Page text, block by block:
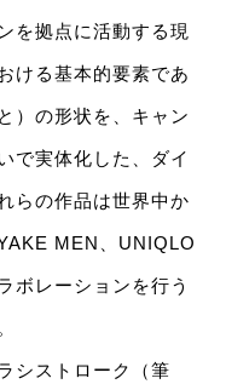
を拠点に活動する現
ける基本的要素であ
）の形状を、キャン
で実体化した、ダイ
らの作品は世界中か
MEN、UNIQLO
ボレーションを行う
シストローク（筆